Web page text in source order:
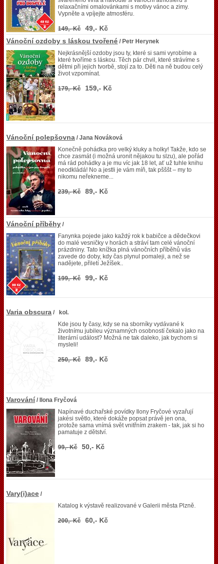
relaxačními omalovánkami s motivy vánoc a zimy.
Vypněte a vpíjejte atmosféru.
149,- Kč
49,- Kč
Vánoční ozdoby s láskou tvořené / Petr Herynek
Nejkrásnější ozdoby jsou ty, které si sami vyrobíme a
které tvoříme s láskou. Těch pár chvil, které strávíme s
dětmi při jejich tvorbě, stojí za to. Děti na ně budou celý
život vzpomínat.
179,- Kč 159,- Kč
Vánoční polepšovna / Jana Nováková
Konečně pohádka pro velký kluky a holky! Takže, kdo se
chce zasmát (i možná uronit nějakou tu slzu), ale pořád
má rád pohádky a je mu víc jak 18 let, ať už tuhle knihu
neodkládá! No a jestli je vám míň, tak pšššt – my to
nikomu neřekneme...
239,- Kč 89,- Kč
Vánoční příběhy /
Fanynka pojede jako každý rok k babičce a dědečkovi
do malé vesničky v horách a stráví tam celé vánoční
prázdniny. Tato knížka plná vánočních příběhů vás
zavede do doby, kdy čas plynul pomaleji, a než se
nadějete, přiletí Ježíšek..
199,- Kč 99,- Kč
Varia obscura / kol.
Kde jsou ty časy, kdy se na sborníky vydávané k
životnímu jubileu významných osobností čekalo jako na
literární událost? Možná ne tak daleko, jak bychom si
mysleli!
250,- Kč 89,- Kč
Varování / Ilona Fryčová
Napínavé duchařské povídky Ilony Fryčové vyzařují
jakési světlo, které dokáže popsat právě jen ona,
protože sama vnímá svět vnitřním zrakem - tak, jak si ho
pamatuje z dětství.
99,- Kč 50,- Kč
Vary(i)ace /
Katalog k výstavě realizované v Galerii města Plzně.
200,- Kč 60,- Kč